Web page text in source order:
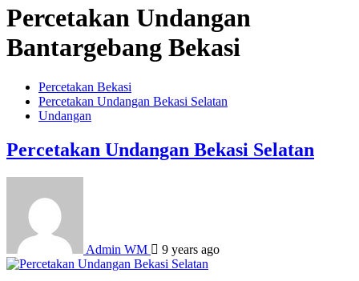
Percetakan Undangan
Bantargebang Bekasi
Percetakan Bekasi
Percetakan Undangan Bekasi Selatan
Undangan
Percetakan Undangan Bekasi Selatan
Admin WM 9 years ago